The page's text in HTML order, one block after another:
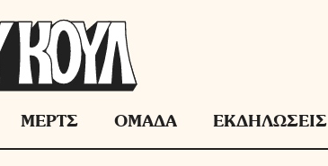
ΜΕΡΤΣ ΟΜΑΔΑ ΕΚΔΗΛΩΣΕΙΣ